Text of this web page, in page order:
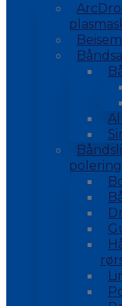
polering